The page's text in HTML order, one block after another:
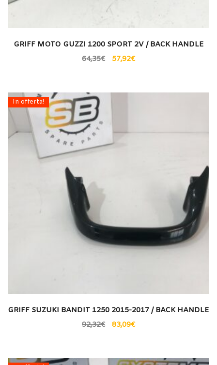
GRIFF MOTO GUZZI 1200 SPORT 2V / BACK HANDLE
64,35€ 57,92€
In offerta!
GRIFF SUZUKI BANDIT 1250 2015-2017 / BACK HANDLE
92,32€ 83,09€